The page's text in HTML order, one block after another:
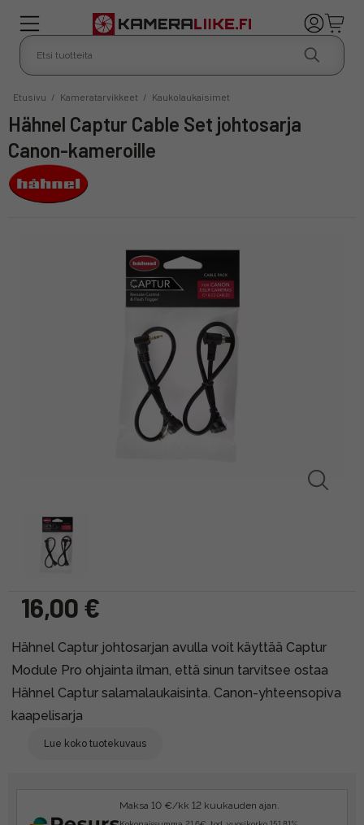
Etusivu / Kameratarvikkeet / Kaukolaukaisimet
Hähnel Captur Cable Set johtosarja
Canon-kameroille
16,00 €
Hähnel Captur johtosarjan avulla voit käyttää Captur
Module Pro ohjainta ilman, että sinun tarvitsee ostaa
Hähnel Captur salamalaukaisinta. Canon-yhteensopiva
kaapelisarja
Lue koko tuotekuvaus
Maksa 10 €/kk 12 kuukauden ajan.